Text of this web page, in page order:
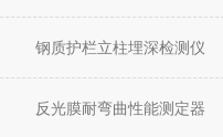
钢质护栏立柱埋深检测仪
反光膜耐弯曲性能测定器